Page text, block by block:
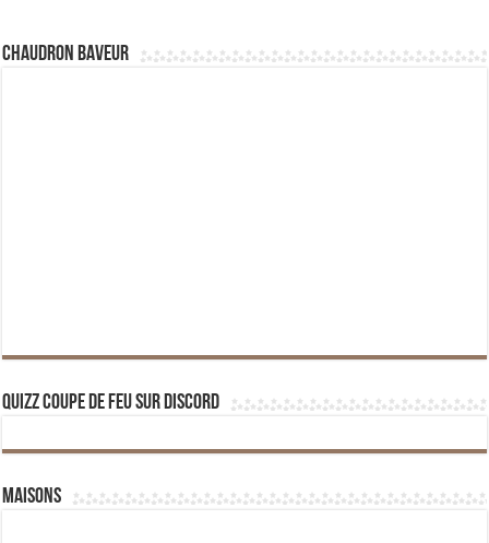
Chaudron Baveur
Quizz Coupe de Feu sur Discord
Maisons